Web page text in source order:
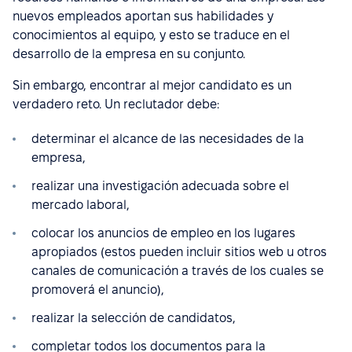
nuevos empleados aportan sus habilidades y
conocimientos al equipo, y esto se traduce en el
desarrollo de la empresa en su conjunto.
Sin embargo, encontrar al mejor candidato es un
verdadero reto. Un reclutador debe:
determinar el alcance de las necesidades de la
empresa,
realizar una investigación adecuada sobre el
mercado laboral,
colocar los anuncios de empleo en los lugares
apropiados (estos pueden incluir sitios web u otros
canales de comunicación a través de los cuales se
promoverá el anuncio),
realizar la selección de candidatos,
completar todos los documentos para la